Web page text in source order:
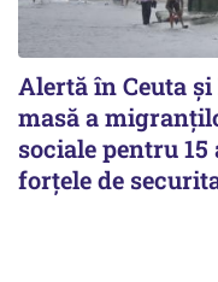
Alertă în Ceuta
masă a
sociale pentru
forțele de